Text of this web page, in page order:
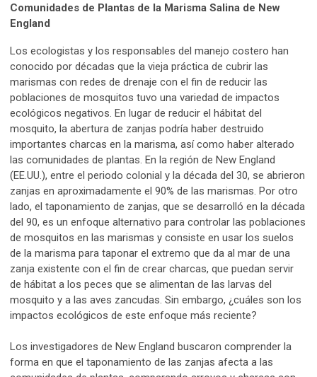
Comunidades de Plantas de la Marisma Salina de New
England
Los ecologistas y los responsables del manejo costero han
conocido por décadas que la vieja práctica de cubrir las
marismas con redes de drenaje con el fin de reducir las
poblaciones de mosquitos tuvo una variedad de impactos
ecológicos negativos. En lugar de reducir el hábitat del
mosquito, la abertura de zanjas podría haber destruido
importantes charcas en la marisma, así como haber alterado
las comunidades de plantas. En la región de New England
(EE.UU.), entre el periodo colonial y la década del 30, se abrieron
zanjas en aproximadamente el 90% de las marismas. Por otro
lado, el taponamiento de zanjas, que se desarrolló en la década
del 90, es un enfoque alternativo para controlar las poblaciones
de mosquitos en las marismas y consiste en usar los suelos
de la marisma para taponar el extremo que da al mar de una
zanja existente con el fin de crear charcas, que puedan servir
de hábitat a los peces que se alimentan de las larvas del
mosquito y a las aves zancudas. Sin embargo, ¿cuáles son los
impactos ecológicos de este enfoque más reciente?
Los investigadores de New England buscaron comprender la
forma en que el taponamiento de las zanjas afecta a las